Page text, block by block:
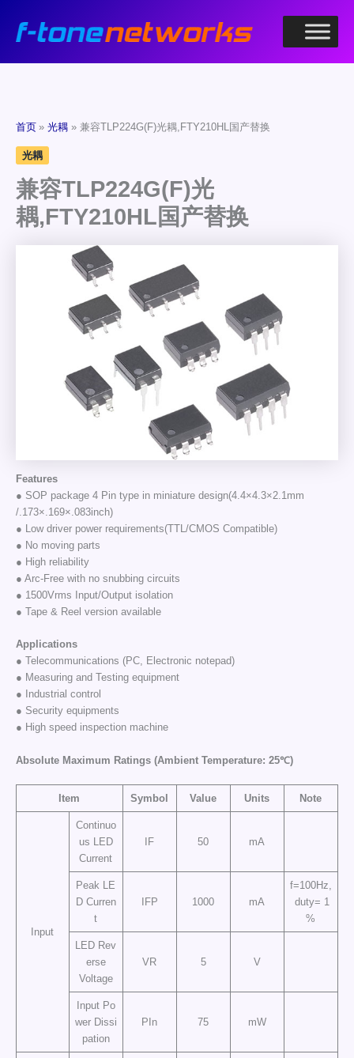
首页 光耦 兼容TLP224G(F)光耦,FTY210HL国产替换
光耦
兼容TLP224G(F)光
耦,FTY210HL国产替换
Features
● SOP package 4 Pin type in miniature design(4.4×4.3×2.1mm
/.173×.169×.083inch)
● Low driver power requirements(TTL/CMOS Compatible)
● No moving parts
● High reliability
● Arc-Free with no snubbing circuits
● 1500Vrms Input/Output isolation
● Tape & Reel version available
Applications
● Telecommunications (PC, Electronic notepad)
● Measuring and Testing equipment
● Industrial control
● Security equipments
● High speed inspection machine
Absolute Maximum Ratings (Ambient Temperature: 25℃)
Item Symbol Value Units Note
Input
Continuo
us LED
Current
IF 50 mA
Peak LE
D Curren
t
IFP 1000 mA
f=100Hz,
duty= 1
%
LED Rev
erse
Voltage
VR 5 V
Input Po
wer Dissi
pation
PIn 75 mW